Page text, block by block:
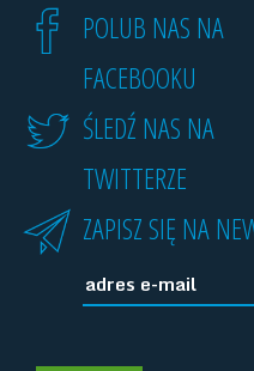
POLUB NAS NA
FACEBOOKU
ŚLEDŹ NAS NA
TWITTERZE
ZAPISZ SIĘ NA